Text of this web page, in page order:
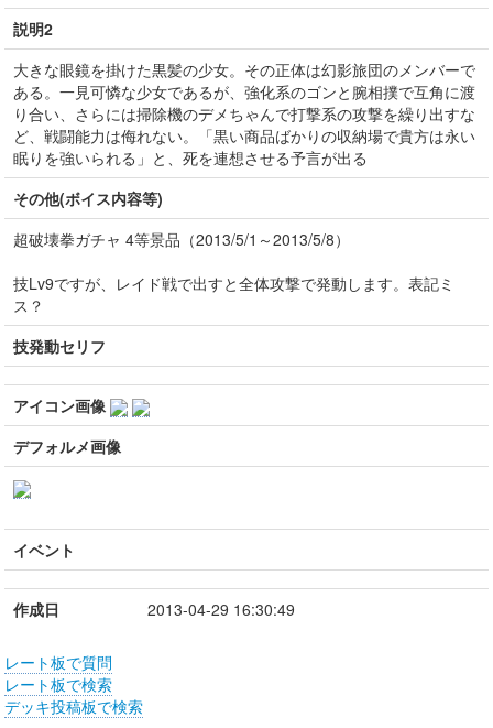
説明2
大きな眼鏡を掛けた黒髪の少女。その正体は幻影旅団のメンバーで
ある。一見可憐な少女であるが、強化系のゴンと腕相撲で互角に渡
り合い、さらには掃除機のデメちゃんで打撃系の攻撃を繰り出すな
ど、戦闘能力は侮れない。「黒い商品ばかりの収納場で貴方は永い
眠りを強いられる」と、死を連想させる予言が出る
その他(ボイス内容等)
超破壊拳ガチャ 4等景品（2013/5/1～2013/5/8）
技Lv9ですが、レイド戦で出すと全体攻撃で発動します。表記ミ
ス？
技発動セリフ
アイコン画像
デフォルメ画像
イベント
作成日 2013-04-29 16:30:49
レート板で質問
レート板で検索
デッキ投稿板で検索